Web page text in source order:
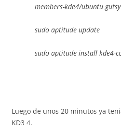
members-kde4/ubuntu
sudo aptitude update
sudo aptitude install kde4-
Luego de unos 20 minutos ya
KD3 4.